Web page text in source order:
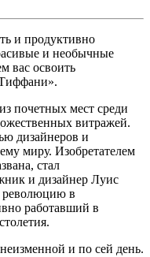
и продуктивно
и необычные
вас освоить
почетных мест среди
витражей.
дизайнеров и
миру. Изобретателем
стал
и дизайнер Луис
в
работавший в
и по сей день.